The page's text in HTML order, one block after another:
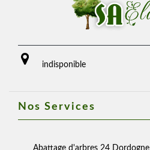
indisponible
Nos Services